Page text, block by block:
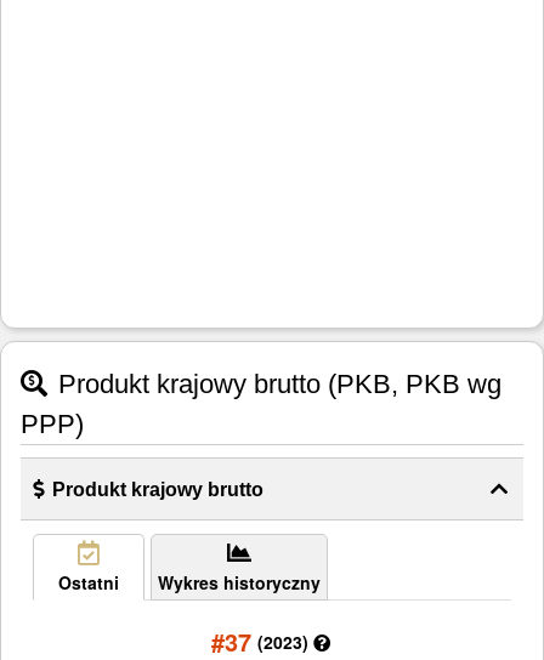
Produkt krajowy brutto (PKB, PKB wg
PPP)
Produkt krajowy brutto
Ostatni Wykres historyczny
#37 (2023)